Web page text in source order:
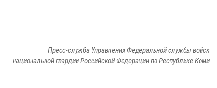
Пресс-служба Управления Федеральной службы войск
национальной гвардии Российской Федерации по Республике Коми